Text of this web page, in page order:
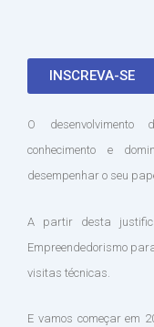
INSCREVA-SE
O
conhecimento e
desempenhar o seu
A partir desta
Empreendedorismo
visitas técnicas.
E vamos começar em